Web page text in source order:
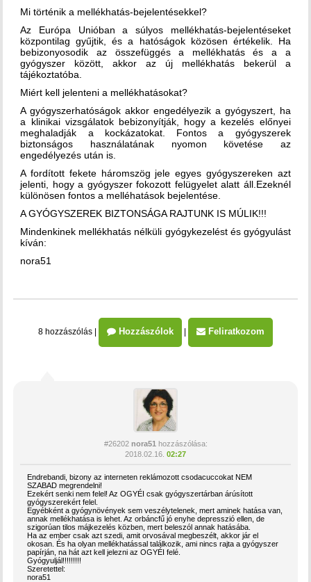
Mi történik a mellékhatás-bejelentésekkel?
Az Európa Unióban a súlyos mellékhatás-bejelentéseket
központilag gyűjtik, és a hatóságok közösen értékelik. Ha
bebizonyosodik az összefüggés a mellékhatás és a a
gyógyszer között, akkor az új mellékhatás bekerül a
tájékoztatóba.
Miért kell jelenteni a mellékhatásokat?
A gyógyszerhatóságok akkor engedélyezik a gyógyszert, ha
a klinikai vizsgálatok bebizonyítják, hogy a kezelés előnyei
meghaladják a kockázatokat. Fontos a gyógyszerek
biztonságos használatának nyomon követése az
engedélyezés után is.
A fordított fekete háromszög jele egyes gyógyszereken azt
jelenti, hogy a gyógyszer fokozott felügyelet alatt áll.Ezeknél
különösen fontos a melléhatások bejelentése.
A GYÓGYSZEREK BIZTONSÁGA RAJTUNK IS MÚLIK!!!
Mindenkinek mellékhatás nélküli gyógykezelést és gyógyulást
kíván:
nora51
8 hozzászólás Hozzászólok Feliratkozom
#26202 nora51 hozzászólása:
2018.02.16. 02:27
Endrebandi, bizony az interneten reklámozott csodacuccokat NEM
SZABAD megrendelni!
Ezekért senki nem felel! Az OGYÉI csak gyógyszertárban árúsított
gyógyszerekért felel.
Egyébként a gyógynövények sem veszélytelenek, mert aminek hatása van,
annak mellékhatása is lehet. Az orbáncfű jó enyhe depresszió ellen, de
szigorúan tilos májkezelés közben, mert beleszól annak hatásába.
Ha az ember csak azt szedi, amit orvosával megbeszélt, akkor jár el
okosan. És ha olyan mellékhatással találkozik, ami nincs rajta a gyógyszer
papírján, na hát azt kell jelezni az OGYÉI felé.
Gyógyuljál!!!!!!!!!
Szeretettel:
nora51